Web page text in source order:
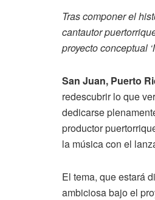
Tras componer el
cantautor
proyecto conceptual
San Juan, Puerto
redescubrir lo que
dedicarse
productor
la música con el
El tema, que estará
ambiciosa bajo el